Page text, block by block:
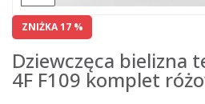
ZNIŻKA 17 %
Dziewczęca bielizna
4F F109 komplet